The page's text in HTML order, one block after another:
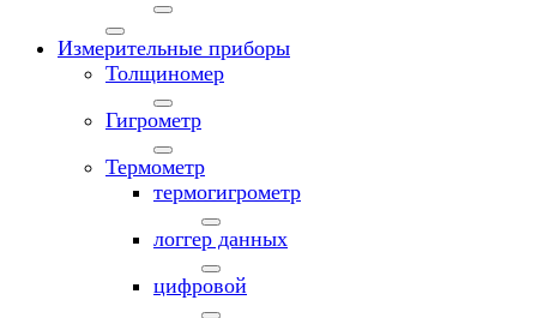
Измерительные приборы
Толщиномер
Гигрометр
Термометр
термогигрометр
логгер данных
цифровой